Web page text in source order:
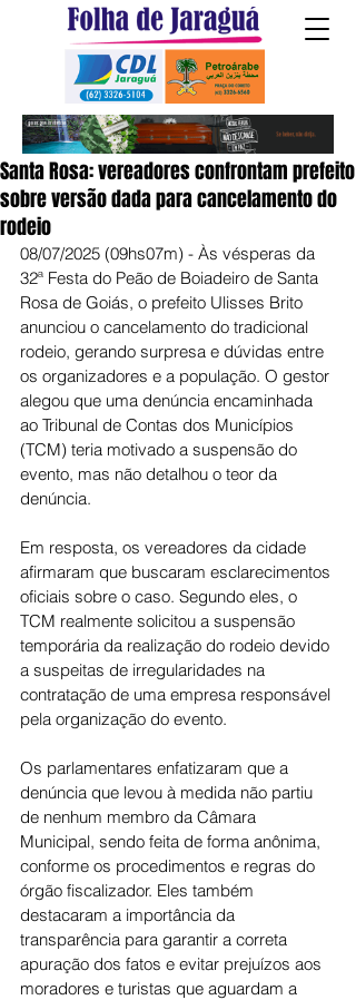
Santa Rosa: vereadores confrontam prefeito
sobre versão dada para cancelamento do
rodeio
08/07/2025 (09hs07m) - Às vésperas da
32ª Festa do Peão de Boiadeiro de Santa
Rosa de Goiás, o prefeito Ulisses Brito
anunciou o cancelamento do tradicional
rodeio, gerando surpresa e dúvidas entre
os organizadores e a população. O gestor
alegou que uma denúncia encaminhada
ao Tribunal de Contas dos Municípios
(TCM) teria motivado a suspensão do
evento, mas não detalhou o teor da
denúncia.
Em resposta, os vereadores da cidade
afirmaram que buscaram esclarecimentos
oficiais sobre o caso. Segundo eles, o
TCM realmente solicitou a suspensão
temporária da realização do rodeio devido
a suspeitas de irregularidades na
contratação de uma empresa responsável
pela organização do evento.
Os parlamentares enfatizaram que a
denúncia que levou à medida não partiu
de nenhum membro da Câmara
Municipal, sendo feita de forma anônima,
conforme os procedimentos e regras do
órgão fiscalizador. Eles também
destacaram a importância da
transparência para garantir a correta
apuração dos fatos e evitar prejuízos aos
moradores e turistas que aguardam a